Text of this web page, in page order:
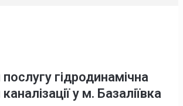
гідродинамічна
у м. Базаліївка